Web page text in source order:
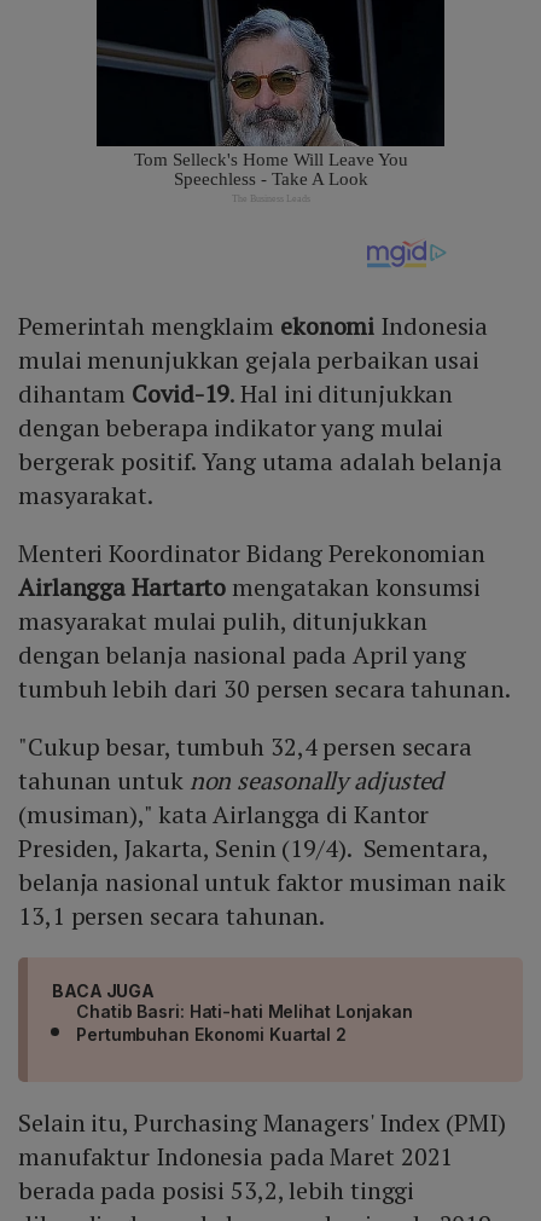
Pemerintah mengklaim ekonomi Indonesia
mulai menunjukkan gejala perbaikan usai
dihantam Covid-19. Hal ini ditunjukkan
dengan beberapa indikator yang mulai
bergerak positif. Yang utama adalah belanja
masyarakat.
Menteri Koordinator Bidang Perekonomian
Airlangga Hartarto mengatakan konsumsi
masyarakat mulai pulih, ditunjukkan
dengan belanja nasional pada April yang
tumbuh lebih dari 30 persen secara tahunan.
"Cukup besar, tumbuh 32,4 persen secara
tahunan untuk non seasonally adjusted
(musiman)," kata Airlangga di Kantor
Presiden, Jakarta, Senin (19/4). Sementara,
belanja nasional untuk faktor musiman naik
13,1 persen secara tahunan.
BACA JUGA
Chatib Basri: Hati-hati Melihat Lonjakan
Pertumbuhan Ekonomi Kuartal 2
Selain itu, Purchasing Managers' Index (PMI)
manufaktur Indonesia pada Maret 2021
berada pada posisi 53,2, lebih tinggi